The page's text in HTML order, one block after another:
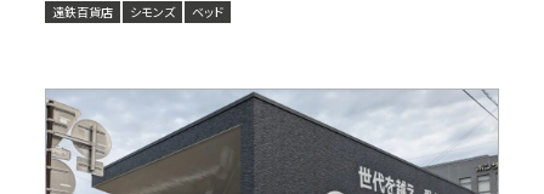
遠鉄百貨店 シモンズ ベッド